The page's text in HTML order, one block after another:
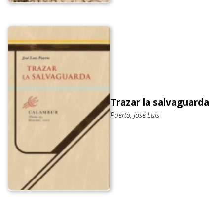
Trazar la salvaguarda
Puerto, José Luis